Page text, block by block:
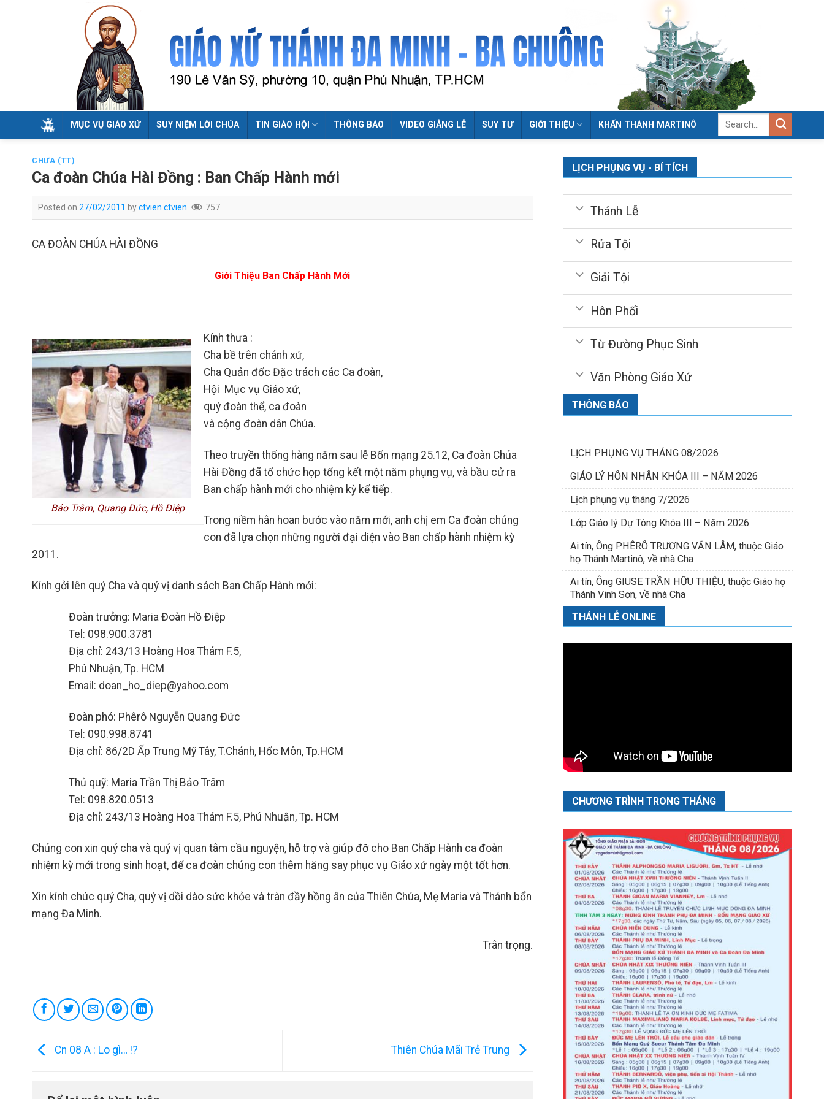
MỤC VỤ GIÁO XỨ SUY NIỆM LỜI CHÚA TIN GIÁO HỘI THÔNG BÁO VIDEO GIẢNG LỄ SUY TƯ GIỚI THIỆU KHẤN THÁNH MARTINÔ
CHƯA (TT)
Ca đoàn Chúa Hài Đồng : Ban Chấp Hành mới
Posted on 27/02/2011 byctvien ctvien 757
CA ĐOÀN CHÚA HÀI ĐỒNG
Giới Thiệu Ban Chấp Hành Mới
Bảo Trâm, Quang Đức, Hồ Điệp
Kính thưa :
Cha bề trên chánh xứ,
Cha Quản đốc Đặc trách các Ca đoàn,
Hội Mục vụ Giáo xứ,
quý đoàn thể, ca đoàn
và cộng đoàn dân Chúa.
Theo truyền thống hàng năm sau lễ Bổn mạng 25.12, Ca đoàn Chúa
Hài Đồng đã tổ chức họp tổng kết một năm phụng vụ, và bầu cử ra
Ban chấp hành mới cho nhiệm kỳ kế tiếp.
Trong niềm hân hoan bước vào năm mới, anh chị em Ca đoàn chúng
con đã lựa chọn những người đại diện vào Ban chấp hành nhiệm kỳ
2011.
Kính gởi lên quý Cha và quý vị danh sách Ban Chấp Hành mới:
Đoàn trưởng: Maria Đoàn Hồ Điệp
Tel: 098.900.3781
Địa chỉ: 243/13 Hoàng Hoa Thám F.5,
Phú Nhuận, Tp. HCM
Email: doan_ho_diep@yahoo.com
Đoàn phó: Phêrô Nguyễn Quang Đức
Tel: 090.998.8741
Địa chỉ: 86/2D Ấp Trung Mỹ Tây, T.Chánh, Hốc Môn, Tp.HCM
Thủ quỹ: Maria Trần Thị Bảo Trâm
Tel: 098.820.0513
Địa chỉ: 243/13 Hoàng Hoa Thám F.5, Phú Nhuận, Tp. HCM
Chúng con xin quý cha và quý vị quan tâm cầu nguyện, hỗ trợ và giúp đỡ cho Ban Chấp Hành ca đoàn
nhiệm kỳ mới trong sinh hoạt, để ca đoàn chúng con thêm hăng say phục vụ Giáo xứ ngày một tốt hơn.
Xin kính chúc quý Cha, quý vị dồi dào sức khỏe và tràn đầy hồng ân của Thiên Chúa, Mẹ Maria và Thánh bổn
mạng Đa Minh.
Trân trọng.
Cn 08 A : Lo gì… !? Thiên Chúa Mãi Trẻ Trung
LỊCH PHỤNG VỤ - BÍ TÍCH
Thánh Lễ
Rửa Tội
Giải Tội
Hôn Phối
Từ Đường Phục Sinh
Văn Phòng Giáo Xứ
THÔNG BÁO
LỊCH PHỤNG VỤ THÁNG 08/2026
GIÁO LÝ HÔN NHÂN KHÓA III – NĂM 2026
Lịch phụng vụ tháng 7/2026
Lớp Giáo lý Dự Tòng Khóa III – Năm 2026
Ai tín, Ông PHÊRÔ TRƯƠNG VĂN LÂM, thuộc Giáo
họ Thánh Martinô, về nhà Cha
Ai tín, Ông GIUSE TRẦN HỮU THIỆU, thuộc Giáo họ
Thánh Vinh Sơn, về nhà Cha
THÁNH LỄ ONLINE
CHƯƠNG TRÌNH TRONG THÁNG